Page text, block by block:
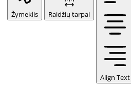
Žymeklis Raidžių tarpai
Align Text